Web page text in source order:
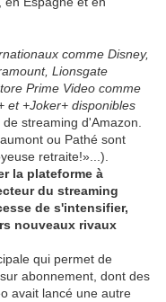
comme Disney,
Lionsgate
Prime Video comme
et +Joker+ disponibles
streaming d'Amazon.
ou Pathé sont
retraite!»...).
la plateforme à
du streaming
de s'intensifier,
nouveaux rivaux
qui permet de
abonnement, dont des
avait lancé une autre